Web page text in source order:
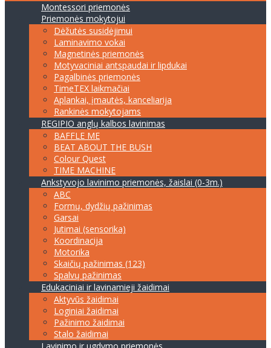
Montessori priemonės
Priemonės mokytojui
Dėžutės susidėjimui
Laminavimo vokai
Magnetinės priemonės
Motyvaciniai antspaudai ir lipdukai
Pagalbinės priemonės
TimeTEX laikmačiai
Aplankai, įmautės, kanceliarija
Rankinės mokytojams
REGIPIO anglų kalbos lavinimas
BAFFLE ME
BEAT ABOUT THE BUSH
Colour Quest
TIME MACHINE
Ankstyvojo lavinimo priemonės, žaislai (0-3m.)
ABC
Formų, dydžių pažinimas
Garsai
Jutimai (sensorika)
Koordinacija
Motorika
Skaičių pažinimas (123)
Spalvų pažinimas
Edukaciniai ir lavinamieji žaidimai
Aktyvūs žaidimai
Loginiai žaidimai
Pažinimo žaidimai
Stalo žaidimai
Lavinimo ir ugdymo priemonės